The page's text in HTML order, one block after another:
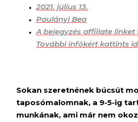
2021. július 13.
Paulányi Bea
A bejegyzés affiliate
További infókért kattints
Sokan szeretnének búcsút
taposómalomnak, a 9-5-ig
munkának, ami már nem